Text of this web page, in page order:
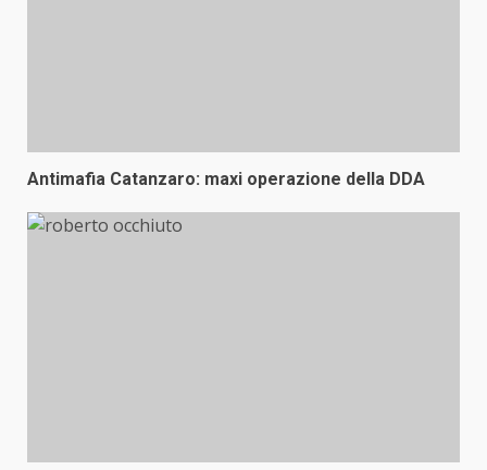
Antimafia Catanzaro: maxi operazione della DDA